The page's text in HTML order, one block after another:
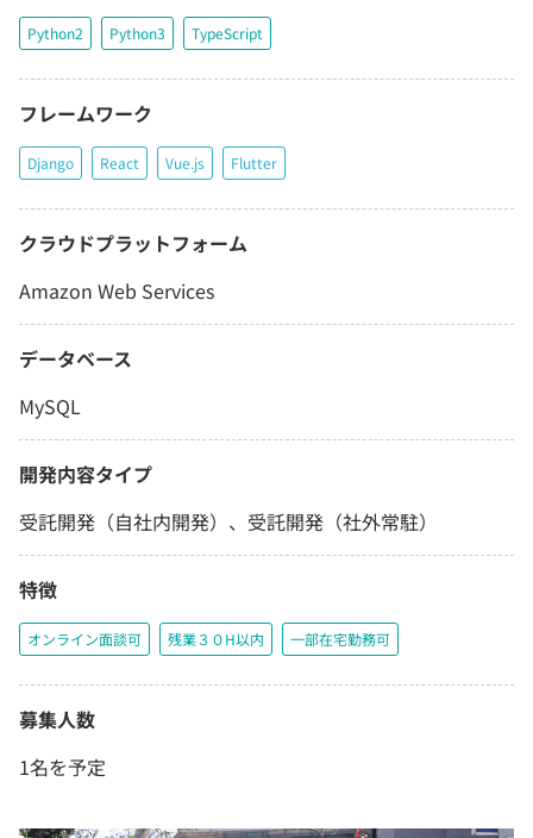
Python2 Python3 TypeScript
フレームワーク
Django React Vue.js Flutter
クラウドプラットフォーム
Amazon Web Services
データベース
MySQL
開発内容タイプ
受託開発（自社内開発）、受託開発（社外常駐）
特徴
オンライン面談可 残業３０H以内 一部在宅勤務可
募集人数
1名を予定